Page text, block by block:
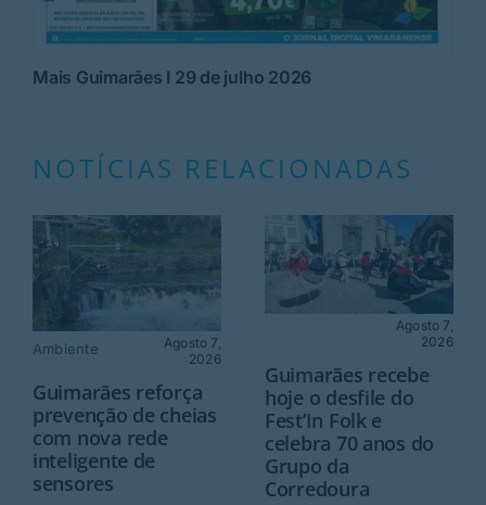
Mais Guimarães I 29 de julho 2026
NOTÍCIAS RELACIONADAS
Ambiente
Agosto 7,
2026
Guimarães reforça
prevenção de cheias
com nova rede
inteligente de
sensores
Agosto 7,
2026
Guimarães recebe
hoje o desfile do
Fest’In Folk e
celebra 70 anos do
Grupo da
Corredoura